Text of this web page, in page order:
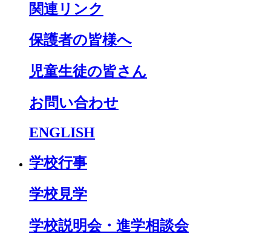
関連リンク
保護者の皆様へ
児童生徒の皆さん
お問い合わせ
ENGLISH
学校行事
学校見学
学校説明会・進学相談会